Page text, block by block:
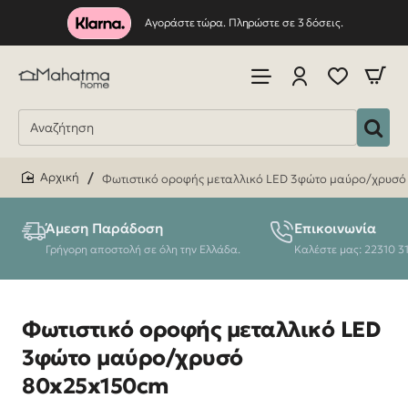
Αγοράστε τώρα. Πληρώστε σε 3 δόσεις.
Φωτιστικό οροφής μεταλλικό LED 3φώτο μαύρο/
Άμεση Παράδοση
Γρήγορη αποστολή σε όλη την Ελλάδα.
Επικοινωνία
Καλέστε μας: 22310
Φωτιστικό οροφής μεταλλικό LED
3φώτο μαύρο/χρυσό
80x25x150cm